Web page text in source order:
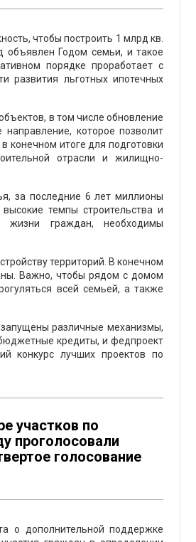
чтобы построить 1 млрд кв.
объявлен Годом семьи, и такое
порядке проработает с
развития льготных ипотечных
в том числе обновление
которое позволит
конечном итоге для подготовки
отрасли и жилищно-
за последние 6 лет миллионы
темпы строительства и
граждан, необходимы
территорий. В конечном
Важно, чтобы рядом с домом
всей семьей, а также
различные механизмы,
кредиты, и федпроект
конкурс лучших проектов по
участков по
проголосовали
голосование
о дополнительной поддержке